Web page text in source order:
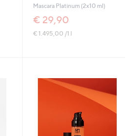
Mascara Platinum (2x10 ml)
€ 29,90
€ 1.495,00 /1 l